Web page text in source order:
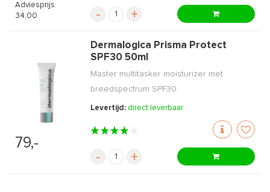
Adviesprijs:
34,00
- +
79,-
Dermalogica Prisma Protect
SPF30 50ml
Master multitasker moisturizer met
breedspectrum SPF30.
Levertijd: direct leverbaar
- +